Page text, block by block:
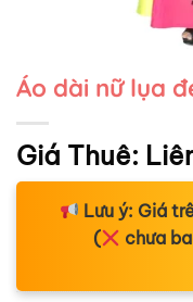
Áo dài nữ lụa
Giá Thuê:
Lưu ý: Giá
(
chưa